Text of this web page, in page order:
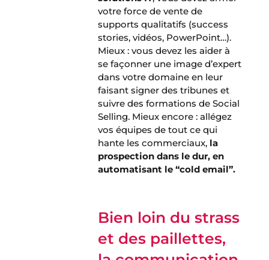
votre force de vente de
supports qualitatifs (success
stories, vidéos, PowerPoint…).
Mieux : vous devez les aider à
se façonner une image d’expert
dans votre domaine en leur
faisant signer des tribunes et
suivre des formations de Social
Selling. Mieux encore : allégez
vos équipes de tout ce qui
hante les commerciaux, la
prospection dans le dur, en
automatisant le “cold email”.
Bien loin du strass
et des paillettes,